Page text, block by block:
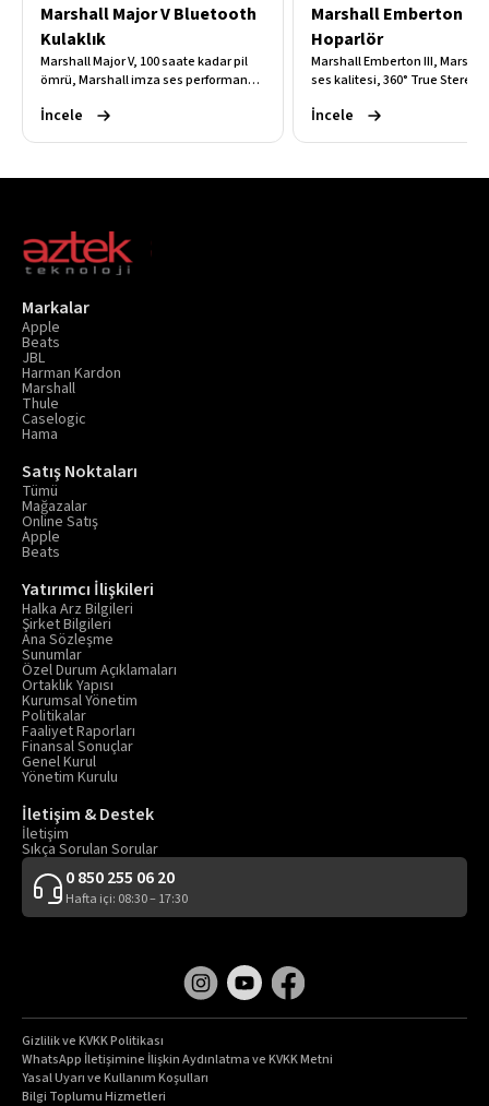
Marshall Major V Bluetooth
Kulaklık
Marshall Major V, 100 saate kadar pil
ömrü, Marshall imza ses performansı,
şarj desteğiyle üstün konfor ve
İncele
Marshall Emberton III
Hoparlör
Marshall Emberton III,
ses kalitesi, 360° True
ömrü ve IP67 dayanıklılığıyla
İncele
Markalar
Apple
Beats
JBL
Harman Kardon
Marshall
Thule
Caselogic
Hama
Satış Noktaları
Tümü
Mağazalar
Online Satış
Apple
Beats
Yatırımcı İlişkileri
Halka Arz Bilgileri
Şirket Bilgileri
Ana Sözleşme
Sunumlar
Özel Durum Açıklamaları
Ortaklık Yapısı
Kurumsal Yönetim
Politikalar
Faaliyet Raporları
Finansal Sonuçlar
Genel Kurul
Yönetim Kurulu
İletişim & Destek
İletişim
Sıkça Sorulan Sorular
0 850 255 06 20
Hafta içi: 08:30 – 17:30
Gizlilik ve KVKK Politikası
WhatsApp İletişimine İlişkin Aydınlatma ve KVKK Metni
Yasal Uyarı ve Kullanım Koşulları
Bilgi Toplumu Hizmetleri